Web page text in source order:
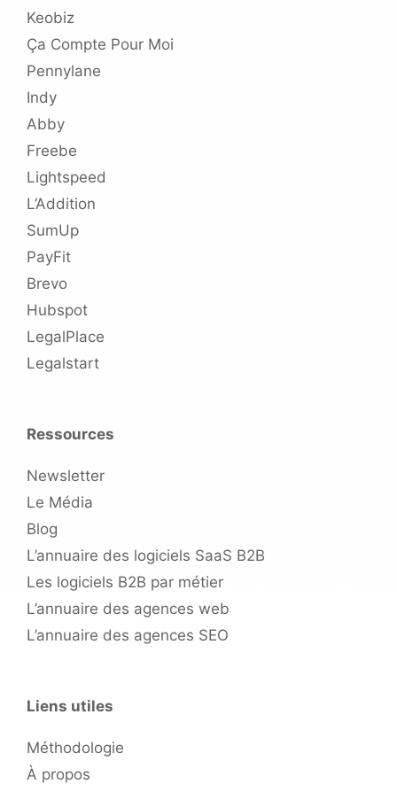
Keobiz
Ça Compte Pour Moi
Pennylane
Indy
Abby
Freebe
Lightspeed
L’Addition
SumUp
PayFit
Brevo
Hubspot
LegalPlace
Legalstart
Ressources
Newsletter
Le Média
Blog
L’annuaire des logiciels SaaS B2B
Les logiciels B2B par métier
L’annuaire des agences web
L’annuaire des agences SEO
Liens utiles
Méthodologie
À propos